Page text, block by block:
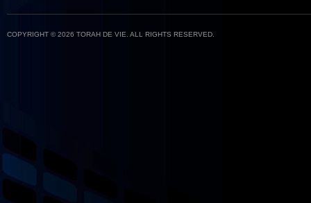
COPYRIGHT © 2026 TORAH DE VIE. ALL RIGHTS RESERVED.